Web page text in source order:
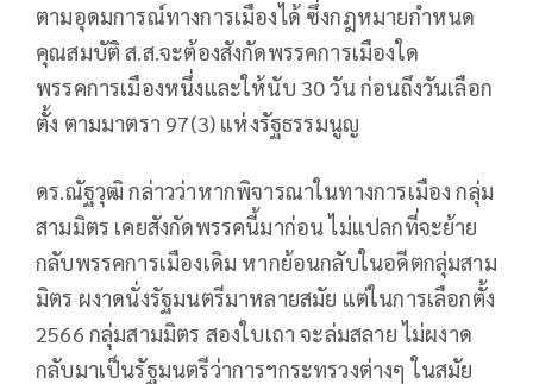
ตามอุดมการณ์ทางการเมืองได้ ซึ่งกฎหมายกำหนด
คุณสมบัติ ส.ส.จะต้องสังกัดพรรคการเมืองใด
พรรคการเมืองหนึ่งและให้นับ 30 วัน ก่อนถึงวันเลือก
ตั้ง ตามมาตรา 97(3) แห่งรัฐธรรมนูญ
ดร.ณัฐวุฒิ กล่าวว่าหากพิจารณาในทางการเมือง กลุ่ม
สามมิตร เคยสังกัดพรรคนี้มาก่อน ไม่แปลกที่จะย้าย
กลับพรรคการเมืองเดิม หากย้อนกลับในอดีตกลุ่มสาม
มิตร ผงาดนั่งรัฐมนตรีมาหลายสมัย แต่ในการเลือกตั้ง
2566 กลุ่มสามมิตร สองใบเถา จะล่มสลาย ไม่ผงาด
กลับมาเป็นรัฐมนตรีว่าการฯกระทรวงต่างๆ ในสมัย